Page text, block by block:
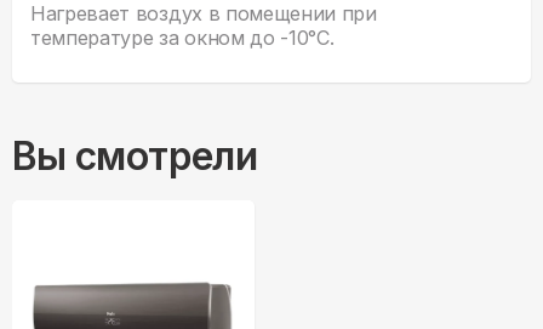
Нагревает воздух в помещении при
температуре за окном до -10°С.
Вы смотрели